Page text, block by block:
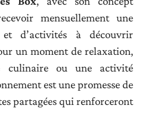
mensuellement une
d’activités à découvrir
un moment de relaxation,
culinaire ou une activité
est une promesse de
partagées qui renforceront